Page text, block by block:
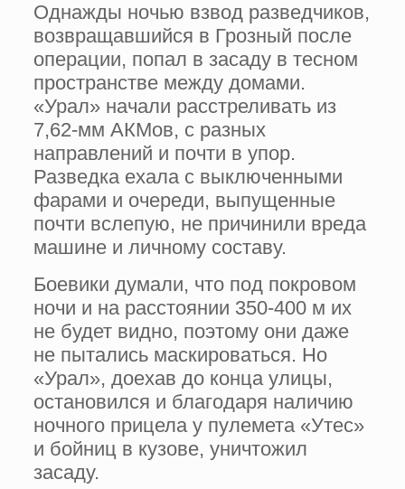
Однажды ночью взвод разведчиков,
возвращавшийся в Грозный после
операции, попал в засаду в тесном
пространстве между домами.
«Урал» начали расстреливать из
7,62-мм АКМов, с разных
направлений и почти в упор.
Разведка ехала с выключенными
фарами и очереди, выпущенные
почти вслепую, не причинили вреда
машине и личному составу.
Боевики думали, что под покровом
ночи и на расстоянии 350-400 м их
не будет видно, поэтому они даже
не пытались маскироваться. Но
«Урал», доехав до конца улицы,
остановился и благодаря наличию
ночного прицела у пулемета «Утес»
и бойниц в кузове, уничтожил
засаду.